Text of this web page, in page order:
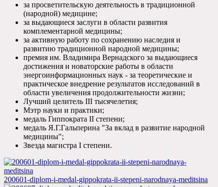
за просветительскую деятельность в традиционной
(народной) медицине;
за выдающиеся заслуги в области развития
комплементарной медицины;
за активную работу по сохранению наследия и
развитию традиционной народной медицины;
премия им. Владимира Вернадского за выдающиеся
достижения и новаторские работы в области
энергоинформационных наук - за теоретические и
практическое внедрение результатов исследований в
области увеличения продолжительности жизни;
Лучший целитель III тысячелетия;
Мэтр науки и практики;
медаль Гиппократа II степени;
медаль Я.Г.Гальперина "За вклад в развитие народной
медицины";
Звезда магистра I степени.
200601-diplom-i-medal-gippokrata-ii-stepeni-narodnaya-meditsina